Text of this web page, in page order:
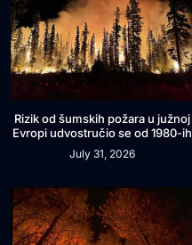
Rizik od šumskih požara u južnoj
Evropi udvostručio se od 1980-ih
July 31, 2026